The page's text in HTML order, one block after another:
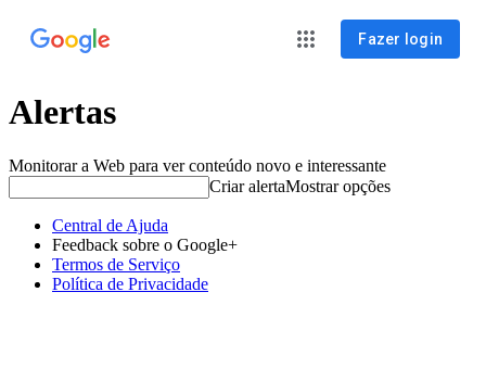
Fazer login
Alertas
Monitorar a Web para ver conteúdo novo e interessante
Criar alertaMostrar opções
Central de Ajuda
Feedback sobre o Google+
Termos de Serviço
Política de Privacidade